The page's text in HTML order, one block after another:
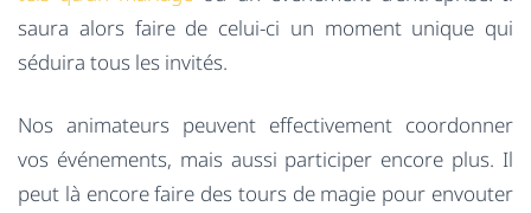
saura alors faire de celui-ci un moment unique qui
séduira tous les invités.
Nos animateurs peuvent effectivement coordonner
vos événements, mais aussi participer encore plus. Il
peut là encore faire des tours de magie pour envouter